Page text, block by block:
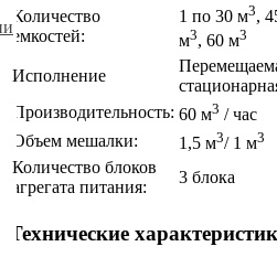
Количество
емкостей:
1 по 30 м3,
м3, 60 м3
Исполнение
Производительность: 60 м3 / час
Объем мешалки:
1,5 м3/ 1 м3
Количество блоков
агрегата питания:
3 блока
Технические